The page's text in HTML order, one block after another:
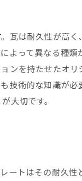
瓦は耐久性が高
って異なる種
ンを持たせたオ
技術的な知識が
大切です。
ートはその耐久